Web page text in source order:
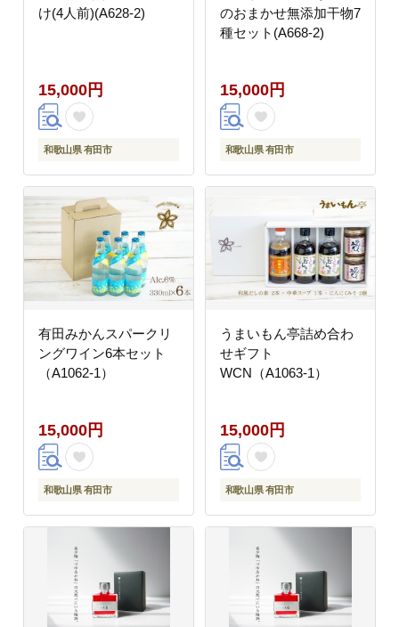
け(4人前)(A628-2)
15,000円
和歌山県 有田市
のおまかせ無添加干物7
種セット(A668-2)
15,000円
和歌山県 有田市
有田みかんスパークリ
ングワイン6本セット
（A1062-1）
15,000円
和歌山県 有田市
うまいもん亭詰め合わ
せギフト
WCN（A1063-1）
15,000円
和歌山県 有田市